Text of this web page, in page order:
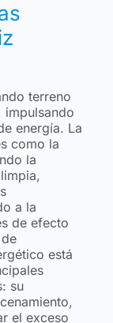
terreno
impulsando
energía. La
como la
la
a la
de efecto
está
su
el exceso